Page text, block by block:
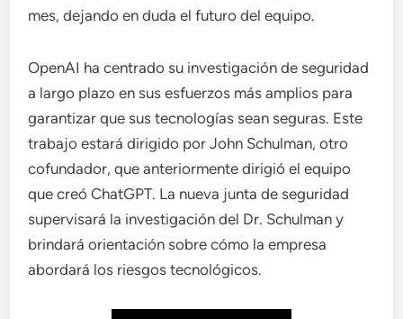
mes, dejando en duda el futuro del equipo.
OpenAI ha centrado su investigación de seguridad
a largo plazo en sus esfuerzos más amplios para
garantizar que sus tecnologías sean seguras. Este
trabajo estará dirigido por John Schulman, otro
cofundador, que anteriormente dirigió el equipo
que creó ChatGPT. La nueva junta de seguridad
supervisará la investigación del Dr. Schulman y
brindará orientación sobre cómo la empresa
abordará los riesgos tecnológicos.